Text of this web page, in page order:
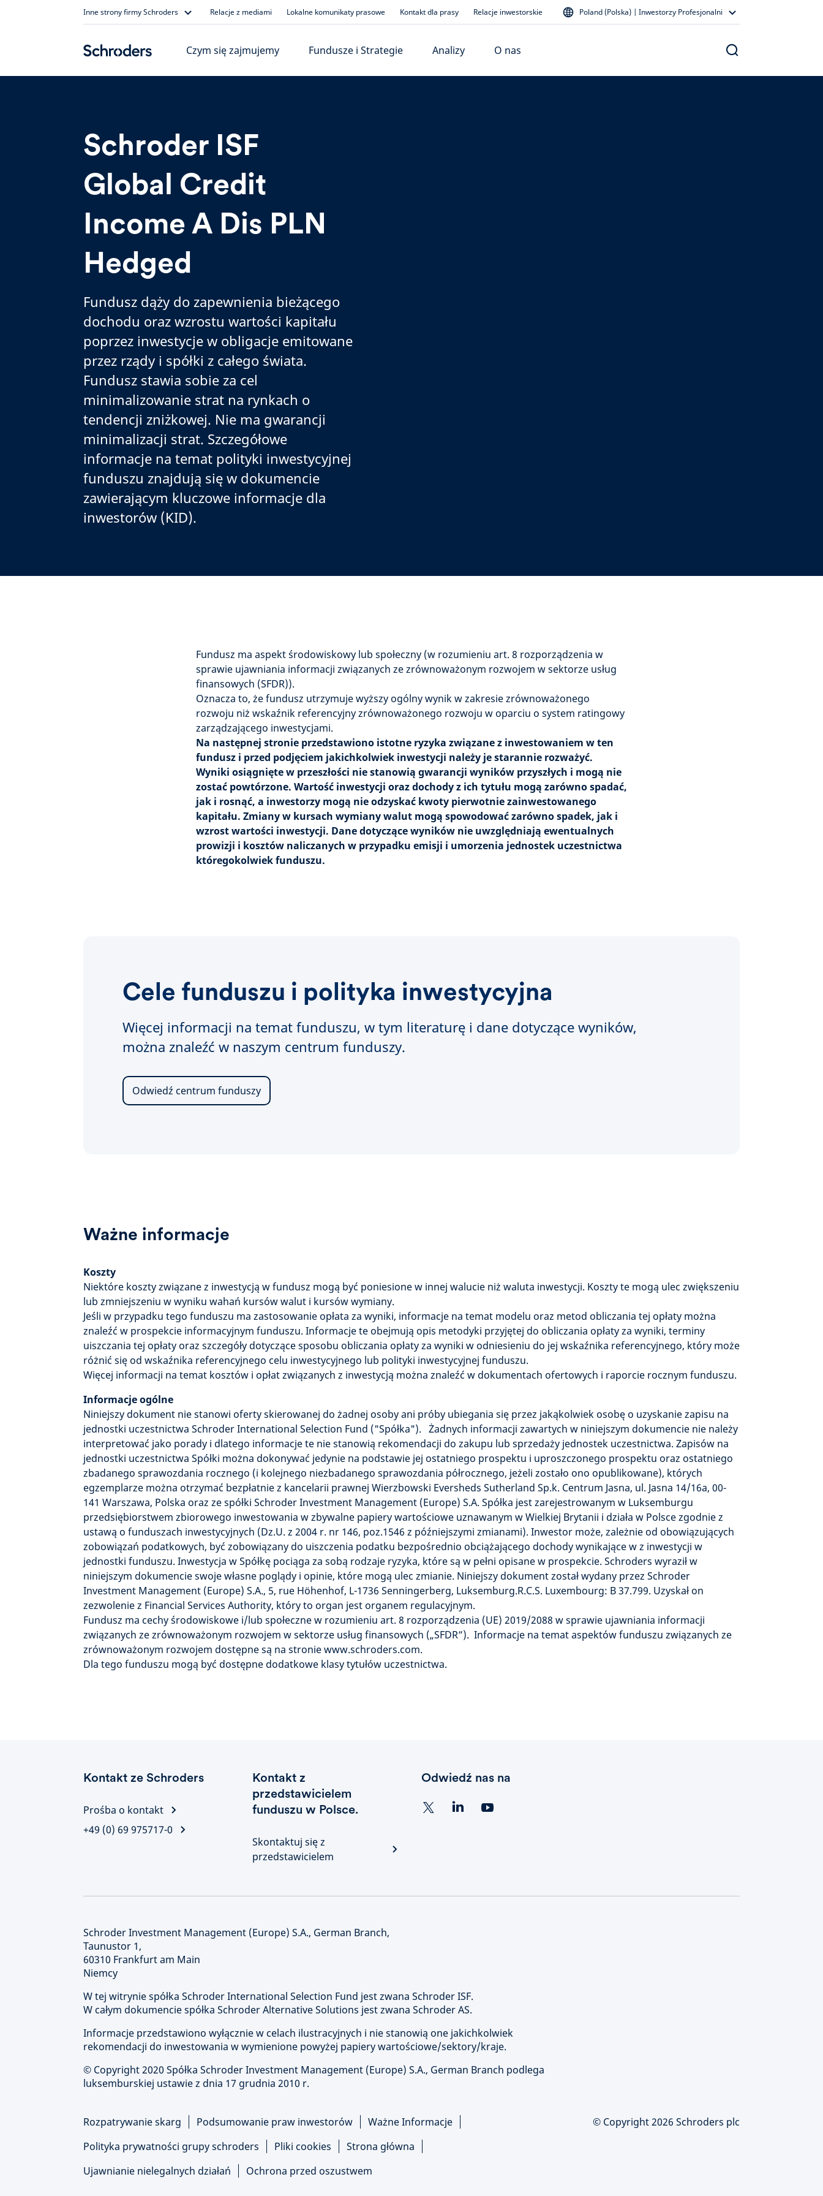
Inne strony firmy Schroders Relacje z mediami Lokalne komunikaty prasowe Kontakt dla prasy Relacje inwestorskie Poland (Polska) | Inwestorzy Profesjonalni
Czym się zajmujemy Fundusze i Strategie Analizy O nas
Schroder ISF
Global Credit
Income A Dis PLN
Hedged
Fundusz dąży do zapewnienia bieżącego
dochodu oraz wzrostu wartości kapitału
poprzez inwestycje w obligacje emitowane
przez rządy i spółki z całego świata.
Fundusz stawia sobie za cel
minimalizowanie strat na rynkach o
tendencji zniżkowej. Nie ma gwarancji
minimalizacji strat. Szczegółowe
informacje na temat polityki inwestycyjnej
funduszu znajdują się w dokumencie
zawierającym kluczowe informacje dla
inwestorów (KID).
Fundusz ma aspekt środowiskowy lub społeczny (w rozumieniu art. 8 rozporządzenia w
sprawie ujawniania informacji związanych ze zrównoważonym rozwojem w sektorze usług
finansowych (SFDR)).
Oznacza to, że fundusz utrzymuje wyższy ogólny wynik w zakresie zrównoważonego
rozwoju niż wskaźnik referencyjny zrównoważonego rozwoju w oparciu o system ratingowy
zarządzającego inwestycjami.
Na następnej stronie przedstawiono istotne ryzyka związane z inwestowaniem w ten
fundusz i przed podjęciem jakichkolwiek inwestycji należy je starannie rozważyć.
Wyniki osiągnięte w przeszłości nie stanowią gwarancji wyników przyszłych i mogą nie
zostać powtórzone. Wartość inwestycji oraz dochody z ich tytułu mogą zarówno spadać,
jak i rosnąć, a inwestorzy mogą nie odzyskać kwoty pierwotnie zainwestowanego
kapitału. Zmiany w kursach wymiany walut mogą spowodować zarówno spadek, jak i
wzrost wartości inwestycji. Dane dotyczące wyników nie uwzględniają ewentualnych
prowizji i kosztów naliczanych w przypadku emisji i umorzenia jednostek uczestnictwa
któregokolwiek funduszu.
Cele funduszu i polityka inwestycyjna
Więcej informacji na temat funduszu, w tym literaturę i dane dotyczące wyników,
można znaleźć w naszym centrum funduszy.
Odwiedź centrum funduszy
Ważne informacje
Koszty
Niektóre koszty związane z inwestycją w fundusz mogą być poniesione w innej walucie niż waluta inwestycji. Koszty te mogą ulec zwiększeniu
lub zmniejszeniu w wyniku wahań kursów walut i kursów wymiany.
Jeśli w przypadku tego funduszu ma zastosowanie opłata za wyniki, informacje na temat modelu oraz metod obliczania tej opłaty można
znaleźć w prospekcie informacyjnym funduszu. Informacje te obejmują opis metodyki przyjętej do obliczania opłaty za wyniki, terminy
uiszczania tej opłaty oraz szczegóły dotyczące sposobu obliczania opłaty za wyniki w odniesieniu do jej wskaźnika referencyjnego, który może
różnić się od wskaźnika referencyjnego celu inwestycyjnego lub polityki inwestycyjnej funduszu.
Więcej informacji na temat kosztów i opłat związanych z inwestycją można znaleźć w dokumentach ofertowych i raporcie rocznym funduszu.
Informacje ogólne
Niniejszy dokument nie stanowi oferty skierowanej do żadnej osoby ani próby ubiegania się przez jakąkolwiek osobę o uzyskanie zapisu na
jednostki uczestnictwa Schroder International Selection Fund ("Spółka"). Żadnych informacji zawartych w niniejszym dokumencie nie należy
interpretować jako porady i dlatego informacje te nie stanowią rekomendacji do zakupu lub sprzedaży jednostek uczestnictwa. Zapisów na
jednostki uczestnictwa Spółki można dokonywać jedynie na podstawie jej ostatniego prospektu i uproszczonego prospektu oraz ostatniego
zbadanego sprawozdania rocznego (i kolejnego niezbadanego sprawozdania półrocznego, jeżeli zostało ono opublikowane), których
egzemplarze można otrzymać bezpłatnie z kancelarii prawnej Wierzbowski Eversheds Sutherland Sp.k. Centrum Jasna, ul. Jasna 14/16a, 00-
141 Warszawa, Polska oraz ze spółki Schroder Investment Management (Europe) S.A. Spółka jest zarejestrowanym w Luksemburgu
przedsiębiorstwem zbiorowego inwestowania w zbywalne papiery wartościowe uznawanym w Wielkiej Brytanii i działa w Polsce zgodnie z
ustawą o funduszach inwestycyjnych (Dz.U. z 2004 r. nr 146, poz.1546 z późniejszymi zmianami). Inwestor może, zależnie od obowiązujących
zobowiązań podatkowych, być zobowiązany do uiszczenia podatku bezpośrednio obciążającego dochody wynikające w z inwestycji w
jednostki funduszu. Inwestycja w Spółkę pociąga za sobą rodzaje ryzyka, które są w pełni opisane w prospekcie. Schroders wyraził w
niniejszym dokumencie swoje własne poglądy i opinie, które mogą ulec zmianie. Niniejszy dokument został wydany przez Schroder
Investment Management (Europe) S.A., 5, rue Höhenhof, L-1736 Senningerberg, Luksemburg.R.C.S. Luxembourg: B 37.799. Uzyskał on
zezwolenie z Financial Services Authority, który to organ jest organem regulacyjnym.
Fundusz ma cechy środowiskowe i/lub społeczne w rozumieniu art. 8 rozporządzenia (UE) 2019/2088 w sprawie ujawniania informacji
związanych ze zrównoważonym rozwojem w sektorze usług finansowych („SFDR”). Informacje na temat aspektów funduszu związanych ze
zrównoważonym rozwojem dostępne są na stronie www.schroders.com.
Dla tego funduszu mogą być dostępne dodatkowe klasy tytułów uczestnictwa.
Kontakt ze Schroders
Prośba o kontakt
+49 (0) 69 975717-0
Kontakt z
przedstawicielem
funduszu w Polsce.
Skontaktuj się z
przedstawicielem
Odwiedź nas na
Schroder Investment Management (Europe) S.A., German Branch,
Taunustor 1,
60310 Frankfurt am Main
Niemcy
W tej witrynie spółka Schroder International Selection Fund jest zwana Schroder ISF.
W całym dokumencie spółka Schroder Alternative Solutions jest zwana Schroder AS.
Informacje przedstawiono wyłącznie w celach ilustracyjnych i nie stanowią one jakichkolwiek
rekomendacji do inwestowania w wymienione powyżej papiery wartościowe/sektory/kraje.
© Copyright2020 Spółka Schroder Investment Management (Europe) S.A., German Branch podlega
luksemburskiej ustawie z dnia 17 grudnia 2010 r.
Rozpatrywanie skarg Podsumowanie praw inwestorów
Ważne Informacje
Polityka prywatności grupy schroders
Pliki cookies
Strona główna
Ujawnianie nielegalnych działań
Ochrona przed oszustwem
© Copyright 2026 Schroders plc